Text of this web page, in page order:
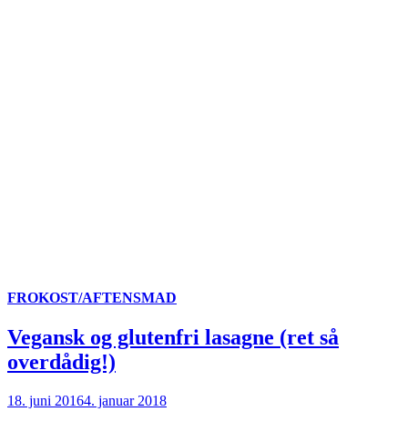
FROKOST/AFTENSMAD
Vegansk og glutenfri lasagne (ret så
overdådig!)
18. juni 20164. januar 2018